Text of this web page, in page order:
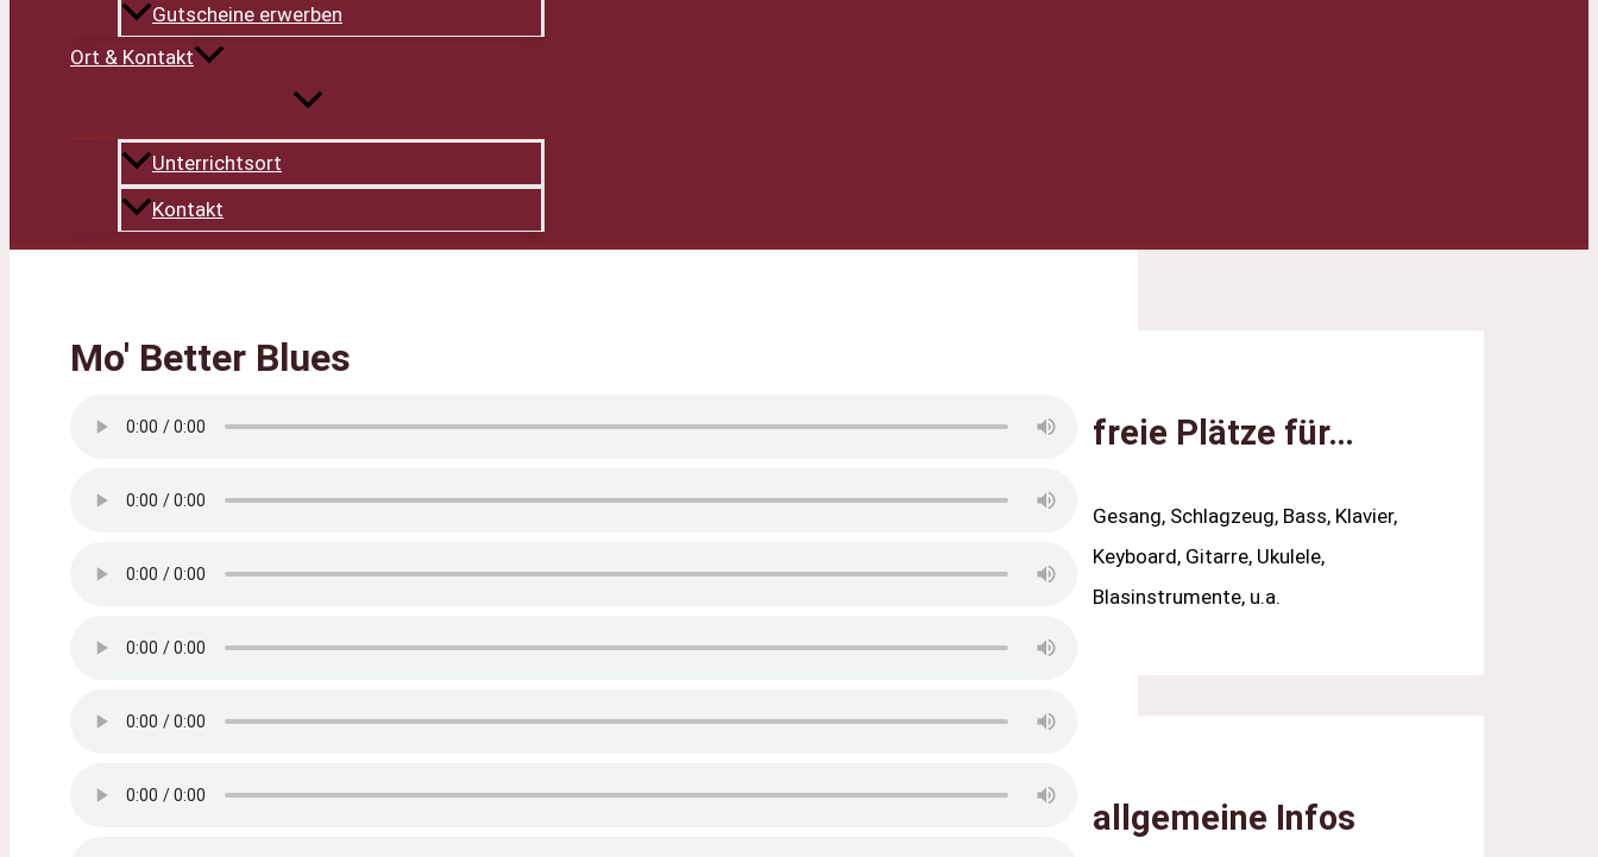
Gutscheine erwerben
Ort & Kontakt
Unterrichtsort
Kontakt
Mo' Better Blues
freie Plätze für…
Gesang, Schlagzeug, Bass, Klavier,
Keyboard, Gitarre, Ukulele,
Blasinstrumente, u.a.
allgemeine Infos